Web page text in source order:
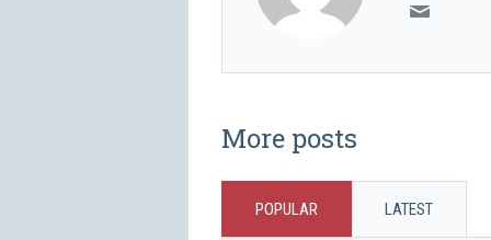
More posts
POPULAR LATEST